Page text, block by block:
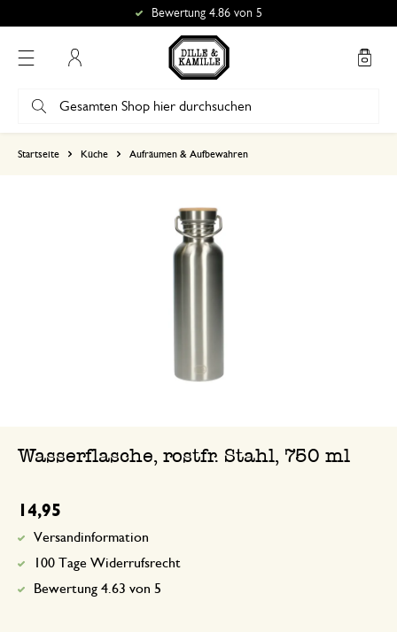
Bewertung 4.86 von 5
Startseite Küche Aufräumen & Aufbewahren
Wasserflasche, rostfr. Stahl, 750 ml
14,95
Versandinformation
100 Tage Widerrufsrecht
Bewertung 4.63 von 5